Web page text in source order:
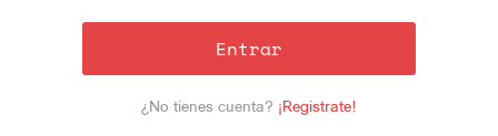
Entrar
¿No tienes cuenta? ¡Registrate!